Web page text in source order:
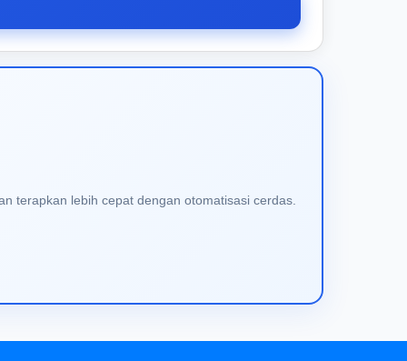
terapkan lebih cepat dengan otomatisasi cerdas.